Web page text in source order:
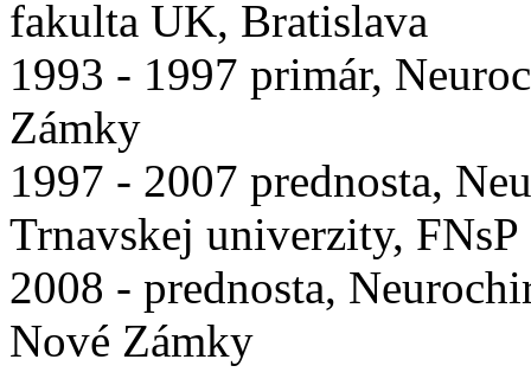
fakulta UK, Bratislava
1993 - 1997 primár,
Zámky
1997 - 2007 prednosta,
Trnavskej univerzity,
2008 - prednosta,
Nové Zámky